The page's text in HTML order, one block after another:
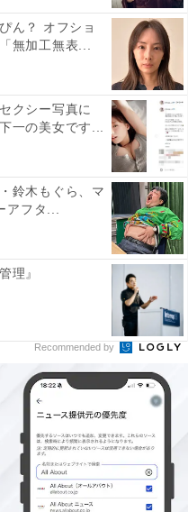
ん？ オフショ
無加工無表...
クシー写真に
一の美女です...
鈴木もぐら、マ
アフタ...
理』
Recommended by